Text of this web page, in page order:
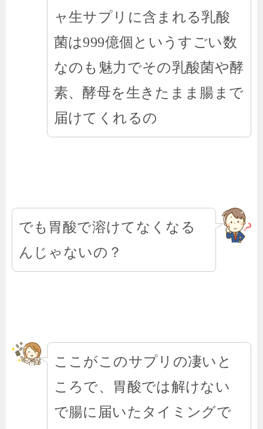
ャ生サプリに含まれる乳酸
菌は999億個というすごい数
なのも魅力でその乳酸菌や酵
素、酵母を生きたまま腸まで
届けてくれるの
でも胃酸で溶けてなくなる
んじゃないの？
ここがこのサプリの凄いと
ころで、胃酸では解けない
で腸に届いたタイミングで